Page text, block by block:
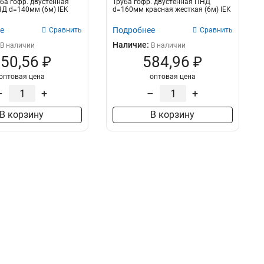
гофр. двустенная
d=140мм (6м) IEK
Сравнить
В наличии
₽
цена
+
В корзину
Труба гофр. двустенная ПНД
d=160мм красная жесткая (6м) IEK
Подробнее Сравнить
Наличие: В наличии
584,96 ₽
оптовая цена
– +
В корзину